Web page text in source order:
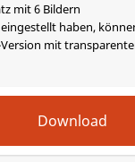
mit 6 Bildern
haben,
mit